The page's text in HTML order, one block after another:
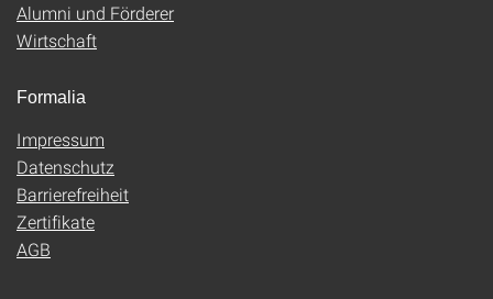
Alumni und Förderer
Wirtschaft
Formalia
Impressum
Datenschutz
Barrierefreiheit
Zertifikate
AGB